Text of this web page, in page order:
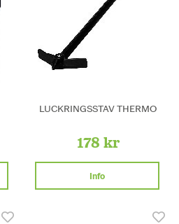
LUCKRINGSSTAV THERMO
178 kr
Info